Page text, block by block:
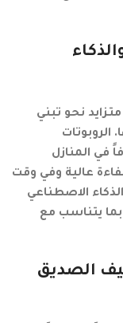
نحو تبني
الروبوتات
المنازل
عالية وفي وقت
الاصطناعي
يتناسب مع
الصديق